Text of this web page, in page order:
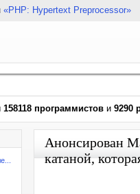
«PHP: Hypertext Preprocessor»
158118 программистов и 9290
Анонсирован
катаной,